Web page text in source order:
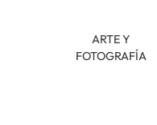
ARTE Y
FOTOGRAFÍA